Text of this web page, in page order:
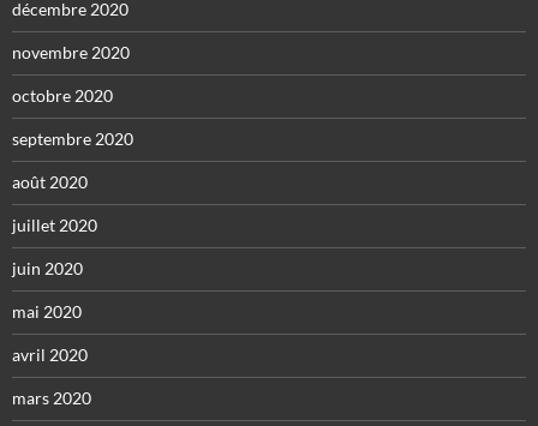
décembre 2020
novembre 2020
octobre 2020
septembre 2020
août 2020
juillet 2020
juin 2020
mai 2020
avril 2020
mars 2020